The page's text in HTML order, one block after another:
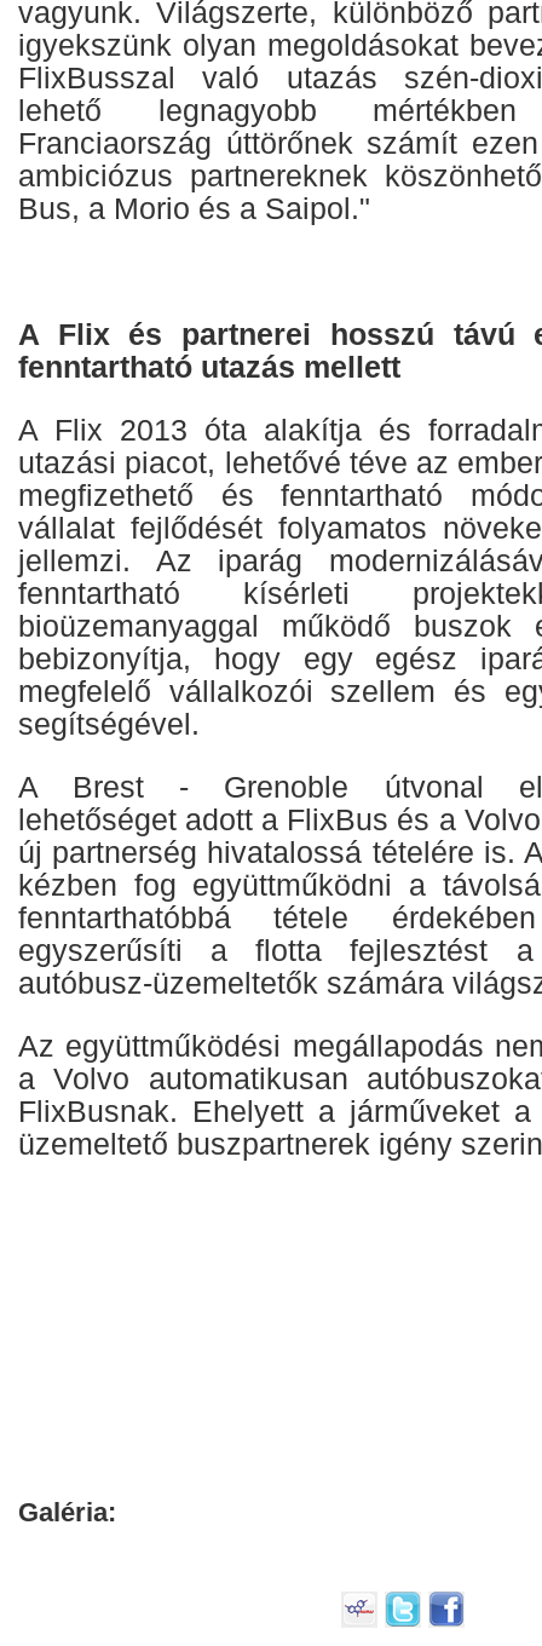
vagyunk. Világszerte, különböző
igyekszünk olyan megoldásokat
FlixBusszal való utazás szén-
lehető legnagyobb mértékben
Franciaország úttörőnek számít
ambiciózus partnereknek
Bus, a Morio és a Saipol."
A Flix és partnerei hosszú távú
fenntartható utazás mellett
A Flix 2013 óta alakítja és
utazási piacot, lehetővé téve az
megfizethető és fenntartható
vállalat fejlődését folyamatos
jellemzi. Az iparág
fenntartható kísérleti
bioüzemanyaggal működő
bebizonyítja, hogy egy egész
megfelelő vállalkozói szellem és
segítségével.
A Brest - Grenoble útvonal
lehetőséget adott a FlixBus és a
új partnerség hivatalossá tételére is.
kézben fog együttműködni a
fenntarthatóbbá tétele
egyszerűsíti a flotta fejlesztést
autóbusz-üzemeltetők számára
Az együttműködési megállapodás
a Volvo automatikusan
FlixBusnak. Ehelyett a járműveket
üzemeltető buszpartnerek igény
Galéria: